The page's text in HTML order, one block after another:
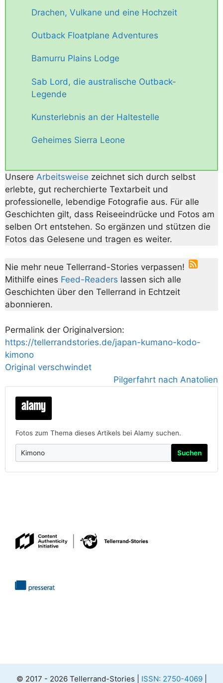
Drachen, Vulkane und eine Hochzeit
Outback Floatplane Adventures
Bamurru Plains Lodge
Sab Lord, die australische Outback-
Legende
Kunsterlebnis an der Haltestelle
Geheimes Sierra Leone
Unsere Arbeitsweise zeichnet sich durch selbst
erlebte, gut recherchierte Textarbeit und
professionelle, lebendige Fotografie aus. Für alle
Geschichten gilt, dass Reiseeindrücke und Fotos am
selben Ort entstehen. So ergänzen und stützen die
Fotos das Gelesene und tragen es weiter.
Nie mehr neue Tellerrand-Stories verpassen!
Mithilfe eines Feed-Readers lassen sich alle
Geschichten über den Tellerrand in Echtzeit
abonnieren.
Permalink der Originalversion:
https://tellerrandstories.de/japan-kumano-kodo-
kimono
Original verschwindet
Pilgerfahrt nach Anatolien
Fotos zum Thema dieses Artikels bei Alamy suchen.
Suchen
© 2017 - 2026 Tellerrand-Stories | ISSN: 2750-4069|